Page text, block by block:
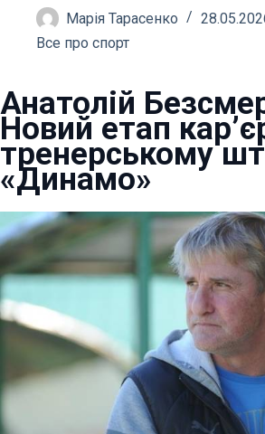
Марія Тарасенко
Все про спорт
Анатолій
Новий етап
тренерському
«Динамо»